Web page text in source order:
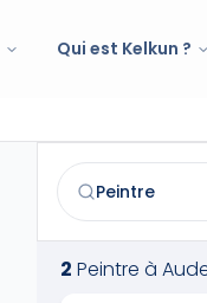
Qui est Kelkun ?
Trouvez et
2 Peintre à